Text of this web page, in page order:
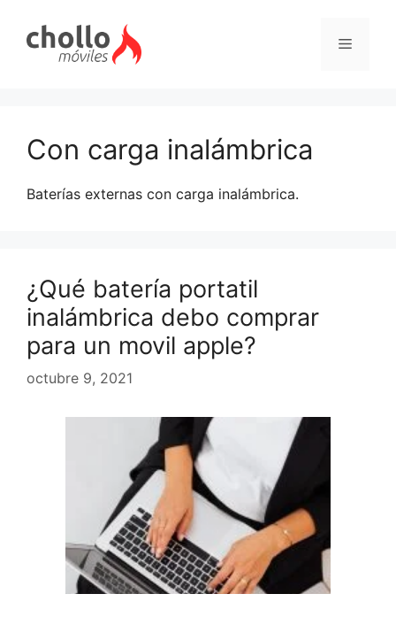
contenido
Menú
Con carga inalámbrica
Baterías externas con carga inalámbrica.
¿Qué batería portatil
inalámbrica debo comprar
para un movil apple?
octubre 9, 2021